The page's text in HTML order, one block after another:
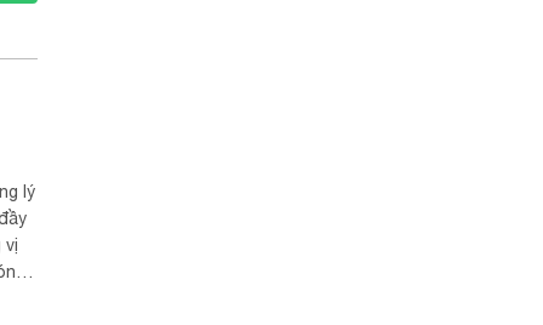
lý
vị